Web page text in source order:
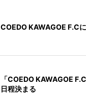
COEDO KAWAGOE F.C
「COEDO KAWAGOE
日程決まる